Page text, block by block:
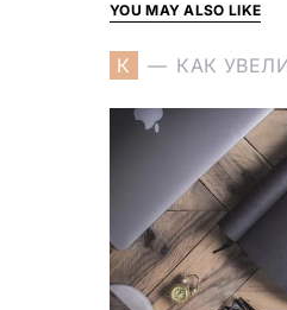
YOU MAY ALSO LIKE
К КАК